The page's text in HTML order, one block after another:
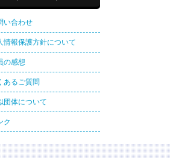
い合わせ
情報保護方針について
の感想
あるご質問
団体について
ク